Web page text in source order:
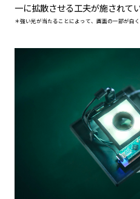
一に拡散させる工夫が施されてい
＊強い光が当たることによって、画面の一部が白く